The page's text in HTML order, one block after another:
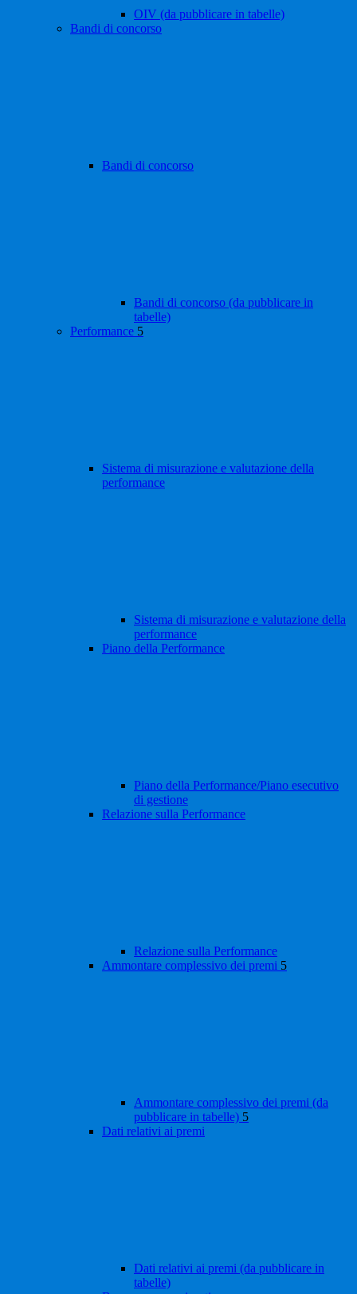
OIV (da pubblicare in tabelle)
Bandi di concorso
Bandi di concorso
Bandi di concorso (da pubblicare in
tabelle)
Performance 5
Sistema di misurazione e valutazione della
performance
Sistema di misurazione e valutazione della
performance
Piano della Performance
Piano della Performance/Piano esecutivo
di gestione
Relazione sulla Performance
Relazione sulla Performance
Ammontare complessivo dei premi 5
Ammontare complessivo dei premi (da
pubblicare in tabelle) 5
Dati relativi ai premi
Dati relativi ai premi (da pubblicare in
tabelle)